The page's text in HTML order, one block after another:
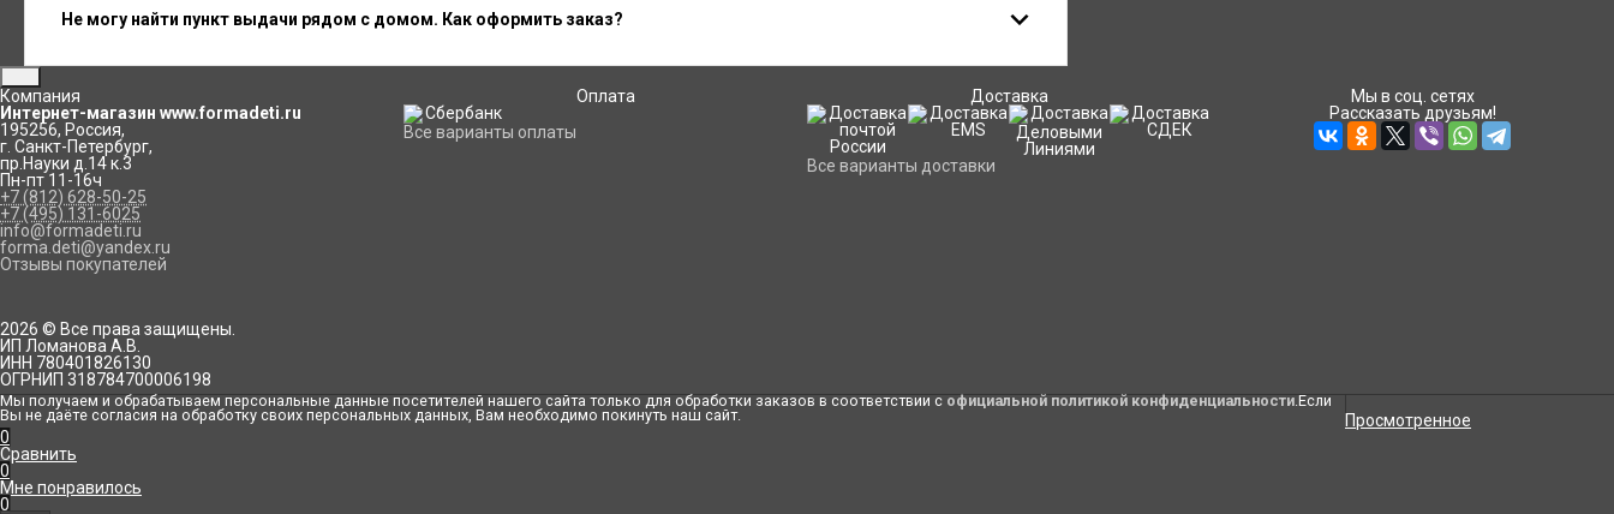
Не могу найти пункт выдачи рядом с домом. Как оформить заказ?
Компания
Интернет-магазин www.formadeti.ru
195256, Россия,
г. Санкт-Петербург,
пр.Науки д.14 к.3
Пн-пт 11-16ч
+7 (812) 628-50-25
+7 (495) 131-6025
info@formadeti.ru
forma.deti@yandex.ru
Отзывы покупателей
Оплата
Все варианты оплаты
Доставка
Все варианты доставки
Мы в соц. сетях
Рассказать друзьям!
2026 © Все права защищены.
ИП Ломанова А.В.
ИНН 780401826130
ОГРНИП 318784700006198
Мы получаем и обрабатываем персональные данные посетителей нашего сайта только для обработки заказов в соответствии с официальной политикой конфиденциальности.Если
Вы не даёте согласия на обработку своих персональных данных, Вам необходимо покинуть наш сайт.
Просмотренное
0
Сравнить
0
Мне понравилось
0